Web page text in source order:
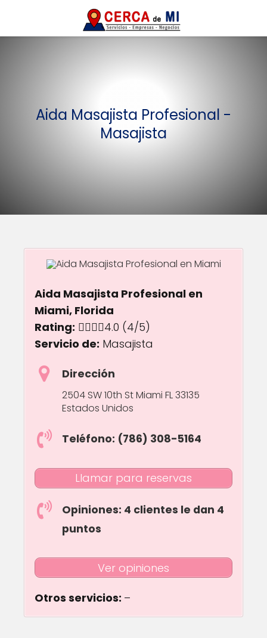
Aida Masajista Profesional -
Masajista
Aida Masajista Profesional en
Miami, Florida
Rating:
4.0 out of 5.0 stars
4.0 (4/5)
Servicio de: Masajista
Dirección
2504 SW 10th St Miami FL 33135
Estados Unidos
Teléfono: (786) 308-5164
Llamar para reservas
Opiniones: 4 clientes le dan 4
puntos
Ver opiniones
Otros servicios: –